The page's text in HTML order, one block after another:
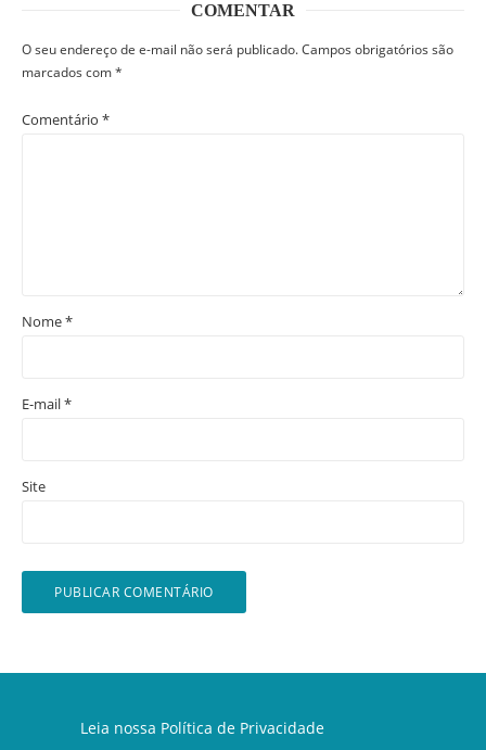
COMENTAR
O seu endereço de e-mail não será publicado.Campos obrigatórios são
marcados com*
Comentário *
Nome*
E-mail*
Site
Leia nossa Política de Privacidade